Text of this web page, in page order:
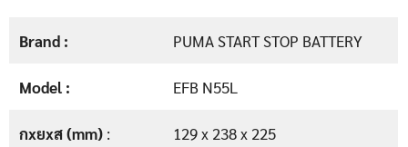
Brand : PUMA START STOP BATTERY
Model : EFB N55L
กxยxส (mm) : 129 x 238 x 225